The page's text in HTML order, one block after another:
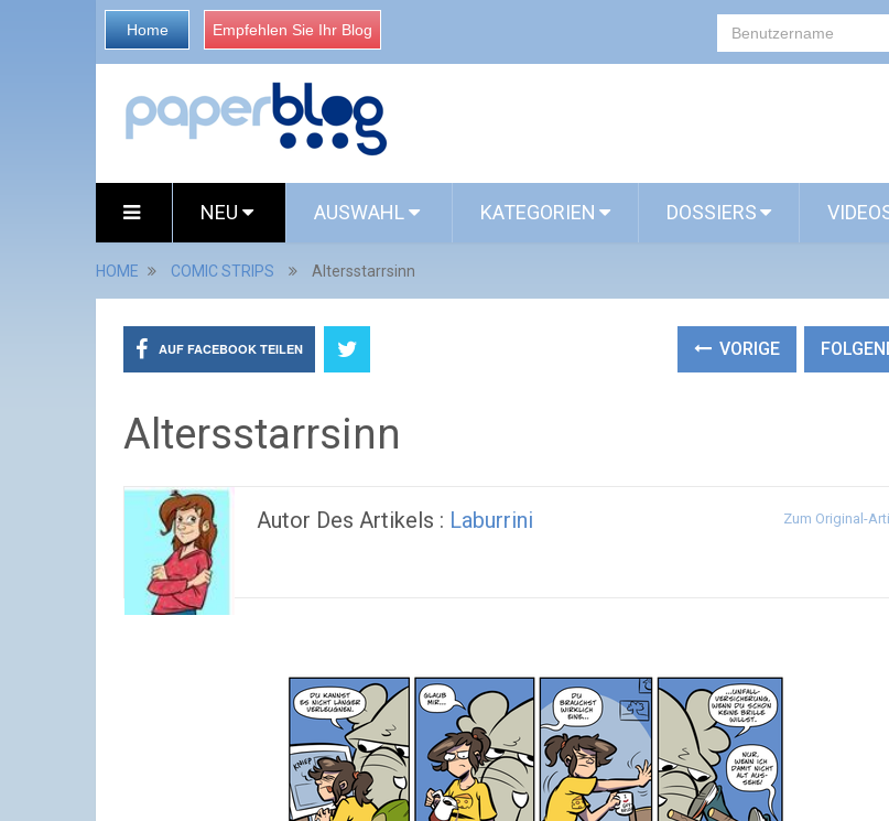
Home Empfehlen Sie Ihr Blog
NEU AUSWAHL KATEGORIEN DOSSIERS
HOME COMIC STRIPS Altersstarrsinn
AUF FACEBOOK TEILEN VORIGE
Altersstarrsinn
Autor Des Artikels : Laburrini Zum Original-